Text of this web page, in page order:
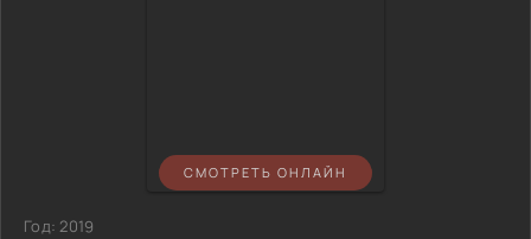
СМОТРЕТЬ ОНЛАЙН
Год:2019